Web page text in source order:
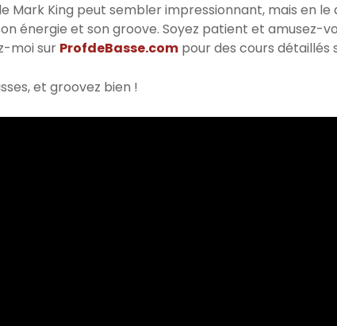
Mark King peut sembler impressionnant, mais en
énergie et son groove. Soyez patient et amusez-
moi sur ProfdeBasse.compour des cours détaillés
et groovez bien !